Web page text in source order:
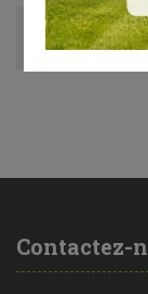
Contactez-